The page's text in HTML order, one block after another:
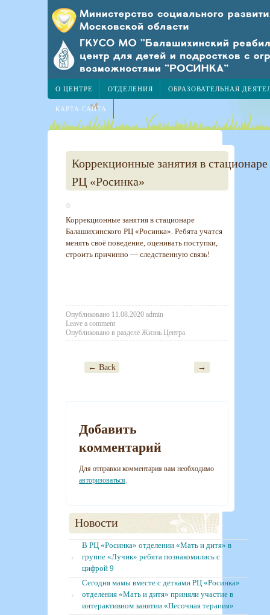
О ЦЕНТРЕ ОТДЕЛЕНИЯ ОБРАЗОВАТЕЛЬНАЯ
КАРТА САЙТА
Коррекционные занятия в
РЦ «Росинка»
Коррекционные занятия в стационаре
Балашихинского РЦ «Росинка». Ребята учатся
менять своё поведение, оценивать поступки,
строить причинно — следственную связь!
Опубликовано 11.08.2020 admin
Leave a comment
Опубликовано в разделе Жизнь Центра
Post navigation
← Back →
Добавить
комментарий
Для отправки комментария вам необходимо
авторизоваться.
Новости
В РЦ «Росинка» отделении «Мать и дитя» в
группе «Лучик» ребята познакомились с
цифрой 9
Сегодня мамы вместе с детками РЦ «Росинка»
отделения «Мать и дитя» приняли участие в
интерактивном занятии «Песочная терапия»